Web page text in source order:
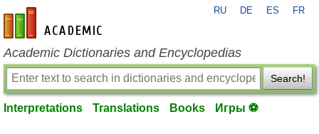
en-academic.com
RU DE ES FR
Academic Dictionaries and Encyclopedias
Search!
Interpretations Translations Books Игры ⚽